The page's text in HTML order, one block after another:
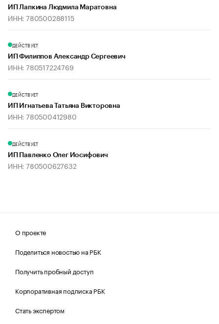
ИП Лапкина Людмила Маратовна
ИНН: 780500288115
ДЕЙСТВУЕТ
ИП Филиппов Александр Сергеевич
ИНН: 780517224769
ДЕЙСТВУЕТ
ИП Игнатьева Татьяна Викторовна
ИНН: 780500412980
ДЕЙСТВУЕТ
ИП Павленко Олег Иосифович
ИНН: 780500627632
О проекте
Поделиться новостью на РБК
Получить пробный доступ
Корпоративная подписка РБК
Стать экспертом